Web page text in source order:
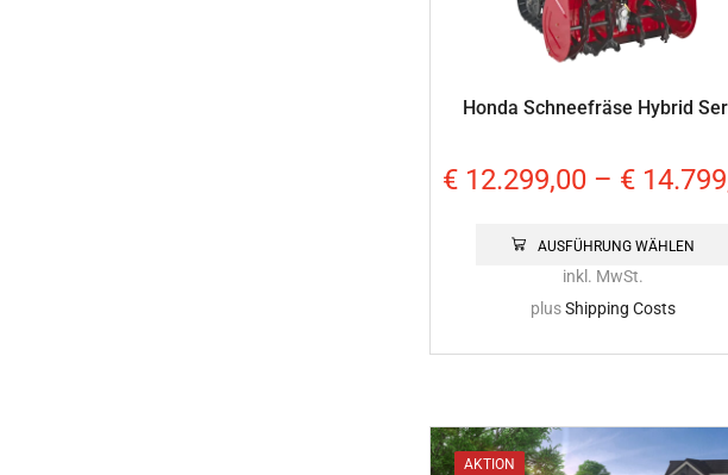
Honda Schneefräse Hybrid
€ 12.299,00 – €
AUSFÜHRUNG WÄHLEN
inkl. MwSt.
plusShipping Costs
AKTION